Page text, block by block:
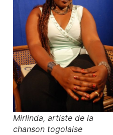
Mirlinda, artiste de la
chanson togolaise